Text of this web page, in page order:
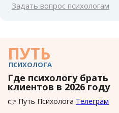
Задать вопрос психологам
ПУТЬ
ПСИХОЛОГА
Где психологу брать
клиентов в 2026 году
👉 Путь Психолога Телеграм